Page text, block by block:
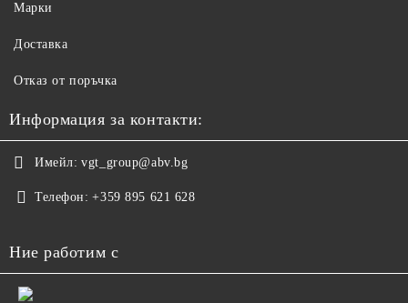
Марки
Доставка
Отказ от поръчка
Информация за контакти:
Имейл: vgt_group@abv.bg
Телефон: +359 895 621 628
Ние работим с